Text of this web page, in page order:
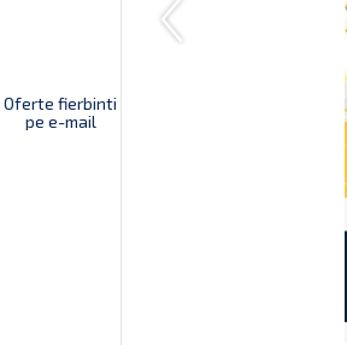
Oferte fierbinti
pe e-mail